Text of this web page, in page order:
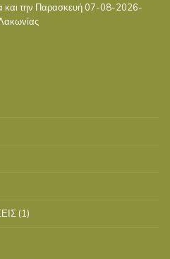
και την Παρασκευή 07-08-2026-
(1)